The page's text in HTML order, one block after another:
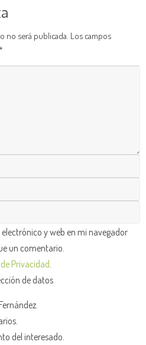
no será publicada. Los campos
*
y web en mi navegador
un comentario.
Privacidad
de datos
del interesado.